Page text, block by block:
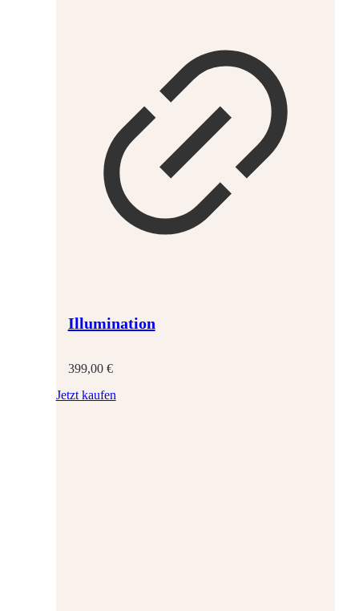
Illumination
399,00 €
Jetzt kaufen